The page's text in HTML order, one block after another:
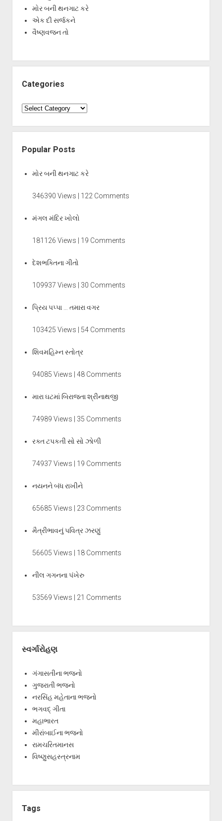
મોર બની થનગાટ કરે
એક દી સર્જકને
વૈષ્ણવજન તો
Categories
Categories
Popular Posts
મોર બની થનગાટ કરે
346390 Views | 122 Comments
મંગલ મંદિર ખોલો
181126 Views | 19 Comments
દેશભક્તિના ગીતો
109937 Views | 30 Comments
પ્રિય પપ્પા … તમારા વગર
103425 Views | 54 Comments
શિવમહિમ્ન સ્તોત્ર
94085 Views | 48 Comments
મારા ઘટમાં બિરાજતા શ્રીનાથજી
74989 Views | 35 Comments
રક્ત ટપકતી સો સો ઝોળી
74937 Views | 19 Comments
નયનને બંધ રાખીને
65685 Views | 23 Comments
મૈત્રીભાવનું પવિત્ર ઝરણું
56605 Views | 18 Comments
નીલ ગગનના પંખેરુ
53569 Views | 21 Comments
સ્વર્ગારોહણ
ગંગાસતીના ભજનો
ગુજરાતી ભજનો
નરસિંહ મહેતાના ભજનો
ભગવદ્ ગીતા
મહાભારત
મીરાંબાઈના ભજનો
રામચરિતમાનસ
વિષ્ણુસહસ્ત્રનામ
Tags